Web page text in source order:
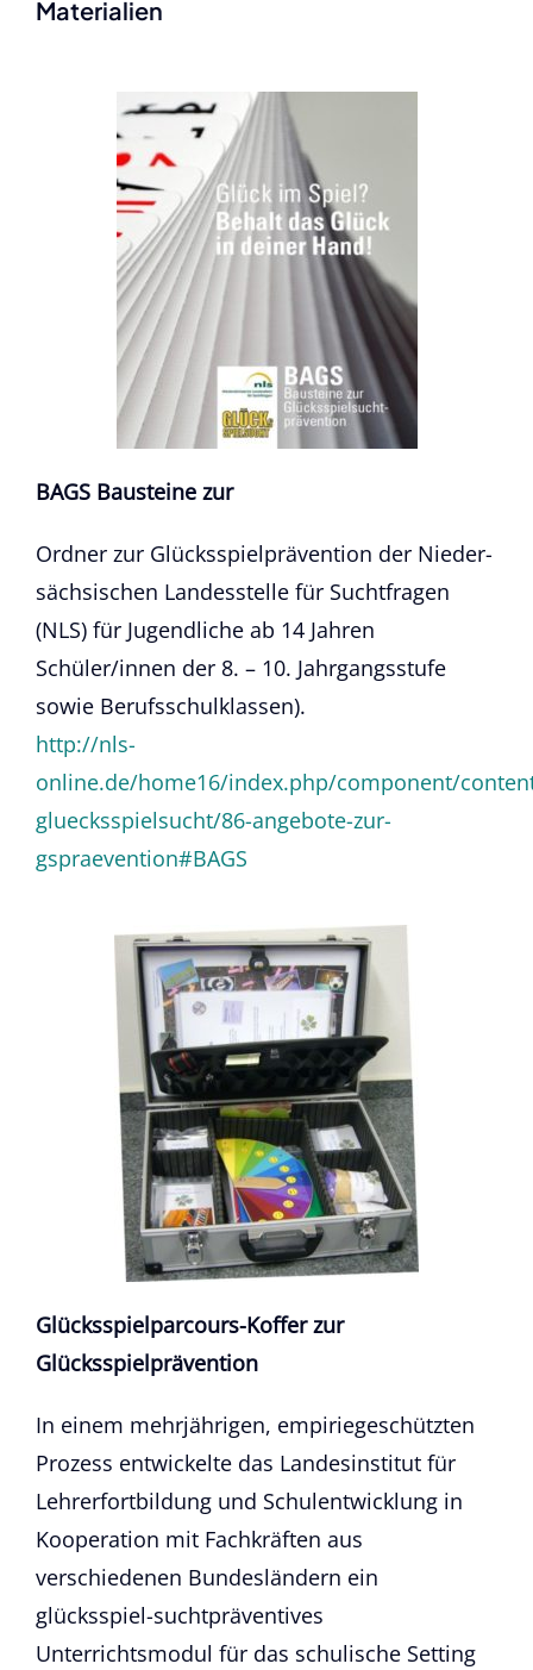
Materialien
BAGS Bausteine zur
Ordner zur Glücksspielprävention der Nieder-
sächsischen Landesstelle für Suchtfragen
(NLS) für Jugendliche ab 14 Jahren
Schüler/innen der 8. – 10. Jahrgangsstufe
sowie Berufsschulklassen).
http://nls-
online.de/home16/index.php/component/
gluecksspielsucht/86-angebote-zur-
gspraevention#BAGS
Glücksspielparcours-Koffer zur
Glücksspielprävention
In einem mehrjährigen, empiriegeschützten
Prozess entwickelte das Landesinstitut für
Lehrerfortbildung und Schulentwicklung in
Kooperation mit Fachkräften aus
verschiedenen Bundesländern ein
glücksspiel-suchtpräventives
Unterrichtsmodul für das schulische Setting